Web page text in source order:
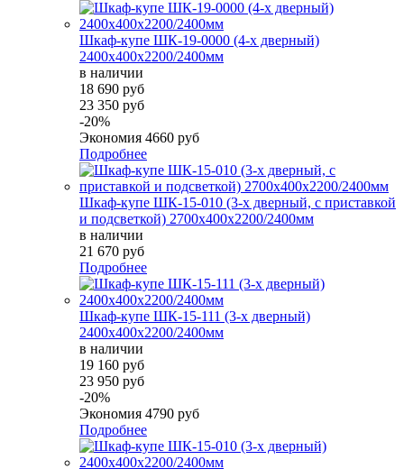
Шкаф-купе ШК-19-0000 (4-х дверный)
2400х400х2200/2400мм
в наличии
18 690 руб
23 350 руб
-20%
Экономия 4660 руб
Подробнее
Шкаф-купе ШК-15-010 (3-х дверный, с приставкой
и подсветкой) 2700х400х2200/2400мм
в наличии
21 670 руб
Подробнее
Шкаф-купе ШК-15-111 (3-х дверный)
2400х400х2200/2400мм
в наличии
19 160 руб
23 950 руб
-20%
Экономия 4790 руб
Подробнее